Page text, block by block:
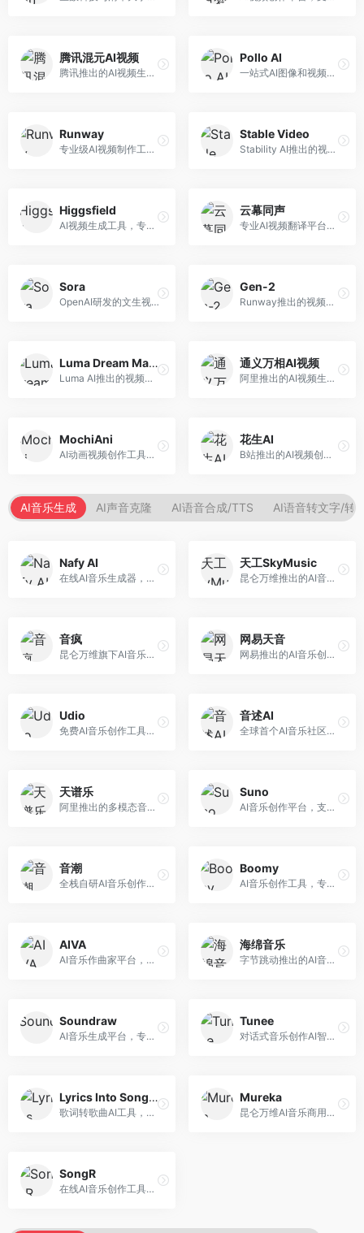
腾讯混元AI视频
腾讯推出的AI视频生成工具，基于混元大模型。面向腾讯生态用户和内容创作者，支持文生视频、视频编辑等功能，与腾讯产品生态深度整合。
Pollo AI
一站式AI图像和视频创作平台，整合多种生成工具。面向内容创作者，提供文生图、文生视频、视频编辑等服务，创作工具全面，一站式体验便捷。
Runway
专业级AI视频制作工具，支持视频生成与编辑。面向影视制作人和创意工作者，提供文生视频、视频编辑、绿幕抠像等专业功能，视频处理能力强，适合专业创作场景。
Stable Video
Stability AI推出的视频生成模型，开源可部署。面向开发者和专业创作者，支持视频生成、视频编辑等功能，开源生态完善，定制化程度高。
Higgsfield
AI视频生成工具，专注于高质量视频内容创作。面向视频创作者和营销人员，支持文生视频、视频编辑等功能，视频效果逼真，适合商业应用。
云幕同声
专业AI视频翻译平台，支持视频多语言配音和字幕生成。面向跨境电商和内容出海从业者，提供视频翻译、配音、字幕生成等服务，多语言支持完善。
Sora
OpenAI研发的文生视频大模型，可根据文字描述生成长达60秒的高清视频。面向影视创作者、广告从业者和内容生产者，视频连贯性强，物理世界理解准确，代表了AI视频生成的最高水平。
Gen-2
Runway推出的视频生成模型，专注于文生视频和视频风格转换。面向影视制作人和创意工作者，支持文本到视频、图像到视频等多种生成模式，视频质量专业级。
Luma Dream Machine
Luma AI推出的视频生成工具，专注于高质量视频创作。面向影视创作者和内容生产者，支持文生视频、图生视频，视频质量高，物理运动流畅自然。
通义万相AI视频
阿里推出的AI视频生成服务，整合图像与视频创作能力。面向电商和营销从业者，支持商品视频生成、营销视频制作等服务，商业应用场景丰富。
MochiAni
AI动画视频创作工具，专注于动画内容生成。面向动画创作者和二次元内容生产者，支持动画风格视频生成，动画效果流畅，适合动漫内容创作。
花生AI
B站推出的AI视频创作工具，专注于短视频内容生成。面向B站创作者，支持视频生成、视频编辑等功能，与B站平台深度整合，创作效率高。
AI音乐生成 AI声音克隆 AI语音合成/TTS AI语音转文字/转
Nafy AI
在线AI音乐生成器，专注于快速音乐创作。面向内容创作者，支持多种风格音乐生成，操作简便，生成速度快，适合快速配乐需求。
天工SkyMusic
昆仑万维推出的AI音乐创作平台，基于天工大模型。面向音乐创作者，支持歌词生成、旋律创作、音乐编曲等服务，中文音乐创作能力强。
音疯
昆仑万维旗下AI音乐创作平台，专注于音乐内容生成。面向音乐爱好者和内容创作者，提供多种风格音乐生成，操作简便，创作速度快。
网易天音
网易推出的AI音乐创作工具，支持作词、作曲与编曲。面向音乐爱好者和独立音乐人，提供歌词生成、旋律创作、编曲制作等服务，与网易云音乐生态深度整合。
Udio
免费AI音乐创作工具，专注于高质量音乐生成。面向音乐创作者和内容制作者，支持多种音乐风格生成，音质专业，创作自由度高，适合专业音乐制作场景。
音述AI
全球首个AI音乐社区平台，整合创作与分享功能。面向音乐创作者和爱好者，提供音乐创作、作品分享、社区交流等服务，社区氛围活跃。
天谱乐
阿里推出的多模态音乐生成平台，整合音频与文本理解能力。面向内容创作者，支持歌词生成、旋律创作、音乐编辑等服务，与阿里生态深度整合。
Suno
AI音乐创作平台，支持通过文字描述生成完整歌曲，包含歌词、旋律和人声。面向音乐爱好者、内容创作者和独立音乐人，操作门槛低，创作速度快，支持多种音乐风格，为音乐创作带来全新可能。
音潮
全栈自研AI音乐创作平台，支持从创作到发布的完整流程。面向独立音乐人和音乐工作室，提供作词作曲、编曲混音、音乐发布等服务，创作工具专业。
Boomy
AI音乐创作工具，专注于快速音乐生成与发布。面向音乐爱好者和业余创作者，支持一键生成原创音乐，可直接发布到音乐平台，创作门槛低。
AIVA
AI音乐作曲家平台，专注于古典和影视配乐创作。面向影视制作人和游戏开发者，提供原创音乐生成、配乐定制等服务，音乐风格专业，适合影视游戏配乐。
海绵音乐
字节跳动推出的AI音乐创作平台，支持多风格音乐生成。面向内容创作者和音乐爱好者，提供歌词创作、旋律生成、编曲制作等服务，创作效率高，适合短视频配乐。
Soundraw
AI音乐生成平台，专注于免版税音乐创作。面向视频创作者和内容制作者，提供背景音乐生成、音乐定制等服务，音乐版权清晰，适合视频配乐场景。
Tunee
对话式音乐创作AI智能体，支持自然语言交互创作。面向音乐爱好者，通过对话方式完成音乐创作，交互体验友好，创作过程直观。
Lyrics Into Song AI
歌词转歌曲AI工具，支持将歌词转化为完整歌曲。面向歌词创作者和音乐爱好者，提供歌词谱曲、编曲制作等服务，歌词音乐化效率高。
Mureka
昆仑万维AI音乐商用创作平台，专注于商业音乐授权。面向企业和商业用户，提供版权音乐生成、商用授权等服务，音乐版权清晰，商业应用安全。
SongR
在线AI音乐创作工具，支持歌词与旋律一体化生成。面向内容创作者和音乐爱好者，提供歌词创作、旋律生成、音乐制作等服务，操作简便，创作速度快。